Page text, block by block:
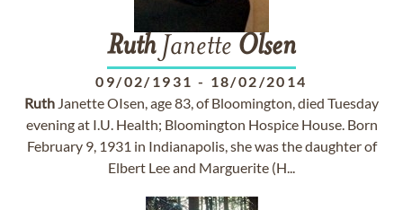
RuthJanette Olsen
09/02/1931 - 18/02/2014
Ruth Janette OIsen, age 83, of Bloomington, died Tuesday
evening at I.U. Health; Bloomington Hospice House. Born
February 9, 1931 in Indianapolis, she was the daughter of
Elbert Lee and Marguerite (H...